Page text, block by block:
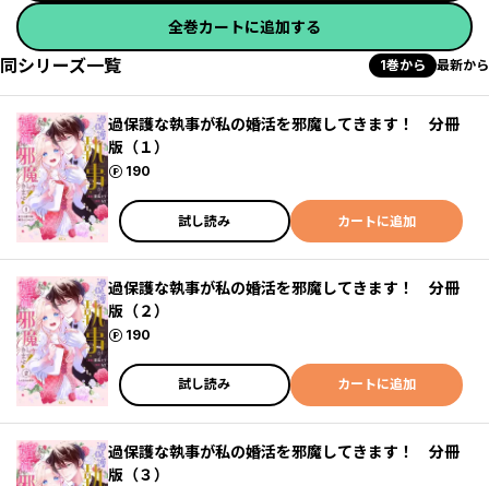
全巻カートに追加する
同シリーズ一覧 1巻から 最新から
過保護な執事が私の婚活を邪魔してきます！ 分冊
版（１）
190
ポイント
試し読み カートに追加
過保護な執事が私の婚活を邪魔してきます！ 分冊
版（２）
190
ポイント
試し読み カートに追加
過保護な執事が私の婚活を邪魔してきます！ 分冊
版（３）